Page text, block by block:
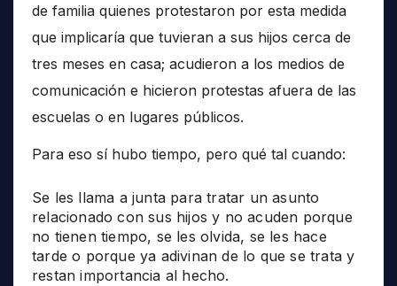
de familia quienes protestaron por esta medida
que implicaría que tuvieran a sus hijos cerca de
tres meses en casa; acudieron a los medios de
comunicación e hicieron protestas afuera de las
escuelas o en lugares públicos.
Para eso sí hubo tiempo, pero qué tal cuando:
Se les llama a junta para tratar un asunto
relacionado con sus hijos y no acuden porque
no tienen tiempo, se les olvida, se les hace
tarde o porque ya adivinan de lo que se trata y
restan importancia al hecho.